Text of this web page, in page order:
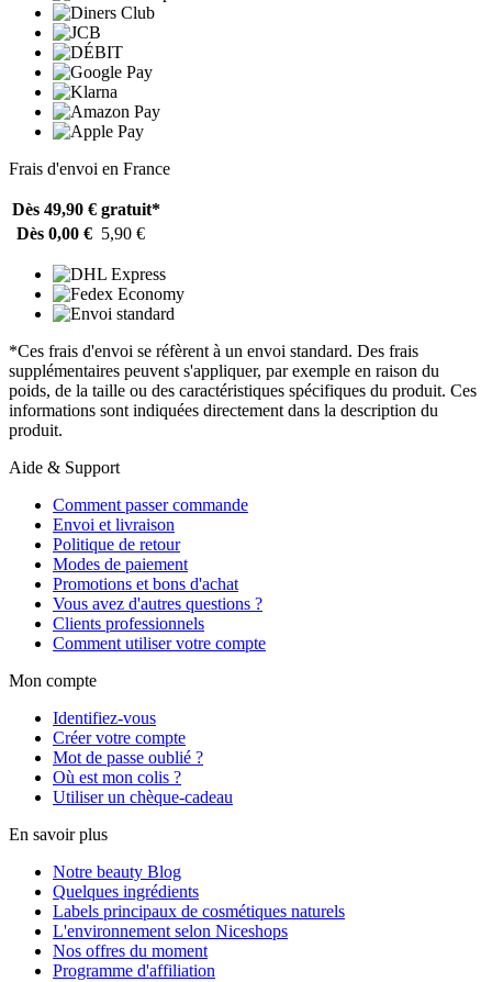
Frais d'envoi en France
Dès 49,90 € gratuit*
Dès 0,00 € 5,90 €
*Ces frais d'envoi se réfèrent à un envoi standard. Des frais
supplémentaires peuvent s'appliquer, par exemple en raison du
poids, de la taille ou des caractéristiques spécifiques du produit. Ces
informations sont indiquées directement dans la description du
produit.
Aide & Support
Comment passer commande
Envoi et livraison
Politique de retour
Modes de paiement
Promotions et bons d'achat
Vous avez d'autres questions ?
Clients professionnels
Comment utiliser votre compte
Mon compte
Identifiez-vous
Créer votre compte
Mot de passe oublié ?
Où est mon colis ?
Utiliser un chèque-cadeau
En savoir plus
Notre beauty Blog
Quelques ingrédients
Labels principaux de cosmétiques naturels
L'environnement selon Niceshops
Nos offres du moment
Programme d'affiliation